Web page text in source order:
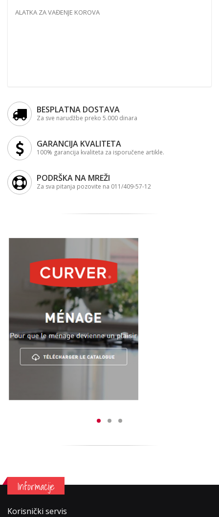
ALATKA ZA VAĐENJE KOROVA
BESPLATNA DOSTAVA
Za sve narudžbe preko 5.000 dinara
GARANCIJA KVALITETA
100% garancija kvaliteta za isporučene artikle.
PODRŠKA NA MREŽI
Za sva pitanja pozovite na 011/409-57-12
Informacije
Korisnički servis